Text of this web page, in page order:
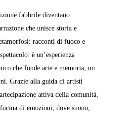
fabbrile diventano
che unisce storia e
racconti di fuoco e
è un’esperienza
che fonde arte e memoria, un
Grazie alla guida di artisti
attiva della comunità,
di emozioni, dove suono,